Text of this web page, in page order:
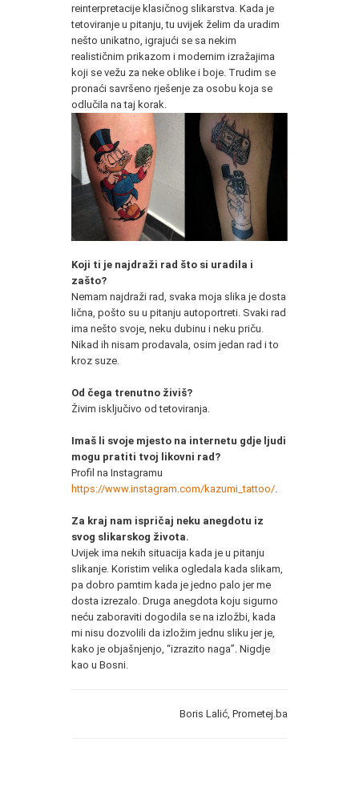
reinterpretacije klasičnog slikarstva. Kada je
tetoviranje u pitanju, tu uvijek želim da uradim
nešto unikatno, igrajući se sa nekim
realističnim prikazom i modernim izražajima
koji se vežu za neke oblike i boje. Trudim se
pronaći savršeno rješenje za osobu koja se
odlučila na taj korak.
Koji ti je najdraži rad što si uradila i
zašto?
Nemam najdraži rad, svaka moja slika je dosta
lična, pošto su u pitanju autoportreti. Svaki rad
ima nešto svoje, neku dubinu i neku priču.
Nikad ih nisam prodavala, osim jedan rad i to
kroz suze.
Od čega trenutno živiš?
Živim isključivo od tetoviranja.
Imaš li svoje mjesto na internetu gdje ljudi
mogu pratiti tvoj likovni rad?
Profil na Instagramu
https://www.instagram.com/kazumi_tattoo/
Za kraj nam ispričaj neku anegdotu iz
svog slikarskog života.
Uvijek ima nekih situacija kada je u pitanju
slikanje. Koristim velika ogledala kada slikam,
pa dobro pamtim kada je jedno palo jer me
dosta izrezalo. Druga anegdota koju sigurno
neću zaboraviti dogodila se na izložbi, kada
mi nisu dozvolili da izložim jednu sliku jer je,
kako je objašnjenjo, “izrazito naga”. Nigdje
kao u Bosni.
Boris Lalić, Prometej.ba